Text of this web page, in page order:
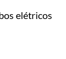
elétricos